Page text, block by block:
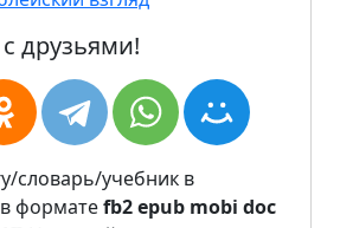
друзьями!
словарь/учебник в
форматеfb2epub mobi doc